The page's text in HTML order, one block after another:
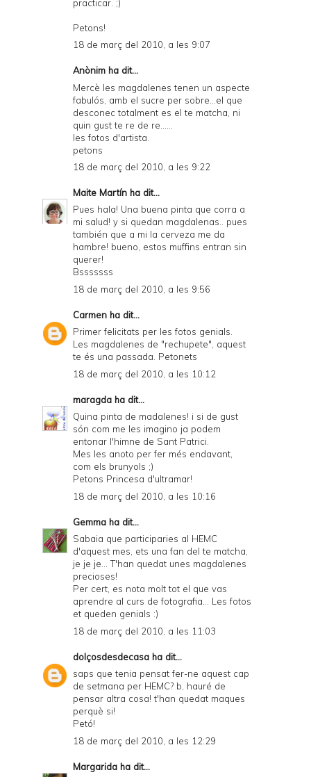
practicar. ;)
Petons!
18 de març del 2010, a les 9:07
Anònim ha dit...
Mercè les magdalenes tenen un aspecte
fabulós, amb el sucre per sobre...el que
desconec totalment es el te matcha, ni
quin gust te re de re......
les fotos d'artista.
petons
18 de març del 2010, a les 9:22
Maite Martín ha dit...
Pues hala! Una buena pinta que corra a
mi salud! y si quedan magdalenas.. pues
también que a mi la cerveza me da
hambre! bueno, estos muffins entran sin
querer!
Bsssssss
18 de març del 2010, a les 9:56
Carmen ha dit...
Primer felicitats per les fotos genials.
Les magdalenes de "rechupete", aquest
te és una passada. Petonets
18 de març del 2010, a les 10:12
maragda ha dit...
Quina pinta de madalenes! i si de gust
són com me les imagino ja podem
entonar l'himne de Sant Patrici.
Mes les anoto per fer més endavant,
com els brunyols ;)
Petons Princesa d'ultramar!
18 de març del 2010, a les 10:16
Gemma ha dit...
Sabaia que participaries al HEMC
d'aquest mes, ets una fan del te matcha,
je je je... T'han quedat unes magdalenes
precioses!
Per cert, es nota molt tot el que vas
aprendre al curs de fotografia... Les fotos
et queden genials :)
18 de març del 2010, a les 11:03
dolçosdesdecasa ha dit...
saps que tenia pensat fer-ne aquest cap
de setmana per HEMC? b, hauré de
pensar altra cosa! t'han quedat maques
perquè si!
Petó!
18 de març del 2010, a les 12:29
Margarida ha dit...